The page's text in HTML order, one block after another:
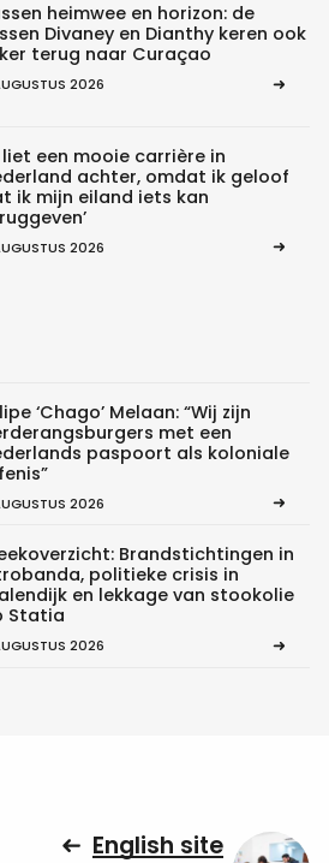
heimwee en horizon: de
Divaney en Dianthy keren ook
terug naar Curaçao
2026
liet een mooie carrière in
achter, omdat ik geloof
ik mijn eiland iets kan
2026
‘Chago’ Melaan: “Wij zijn
met een
paspoort als koloniale
2026
Brandstichtingen in
politieke crisis in
en lekkage van stookolie
Statia
2026
English site